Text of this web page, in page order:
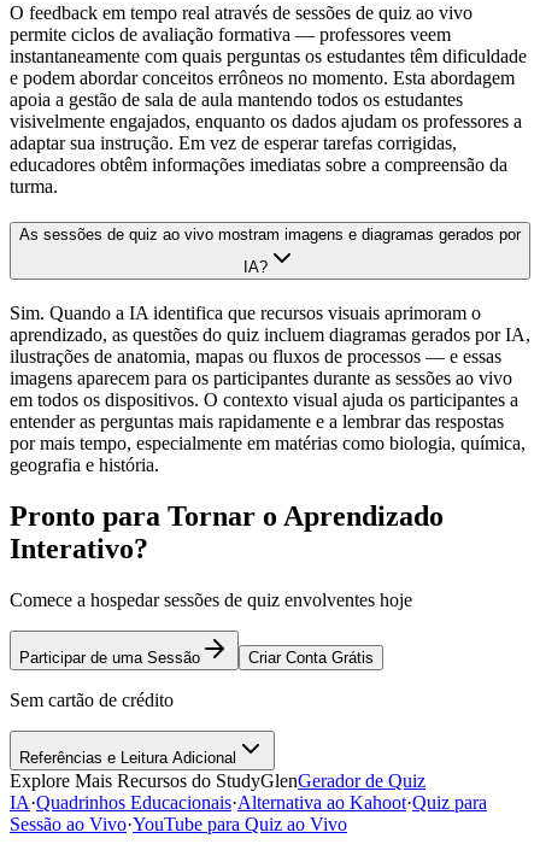
O feedback em tempo real através de sessões de quiz ao vivo
permite ciclos de avaliação formativa — professores veem
instantaneamente com quais perguntas os estudantes têm dificuldade
e podem abordar conceitos errôneos no momento. Esta abordagem
apoia a gestão de sala de aula mantendo todos os estudantes
visivelmente engajados, enquanto os dados ajudam os professores a
adaptar sua instrução. Em vez de esperar tarefas corrigidas,
educadores obtêm informações imediatas sobre a compreensão da
turma.
As sessões de quiz ao vivo mostram imagens e diagramas gerados por
IA?
Sim. Quando a IA identifica que recursos visuais aprimoram o
aprendizado, as questões do quiz incluem diagramas gerados por IA,
ilustrações de anatomia, mapas ou fluxos de processos — e essas
imagens aparecem para os participantes durante as sessões ao vivo
em todos os dispositivos. O contexto visual ajuda os participantes a
entender as perguntas mais rapidamente e a lembrar das respostas
por mais tempo, especialmente em matérias como biologia, química,
geografia e história.
Pronto para Tornar o Aprendizado
Interativo?
Comece a hospedar sessões de quiz envolventes hoje
Participar de uma Sessão Criar Conta Grátis
Sem cartão de crédito
Referências e Leitura Adicional
Explore Mais Recursos do StudyGlenGerador de Quiz
IA·Quadrinhos Educacionais·Alternativa ao Kahoot·Quiz para
Sessão ao Vivo·YouTube para Quiz ao Vivo